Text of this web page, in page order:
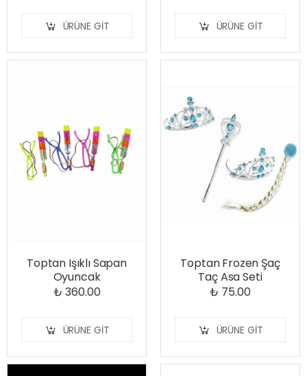
ÜRÜNE GIT ÜRÜNE GIT
Toptan Işıklı Sapan
Oyuncak
₺ 360.00
ÜRÜNE GIT
Toptan Frozen Şaç
Taç Asa Seti
₺ 75.00
ÜRÜNE GIT